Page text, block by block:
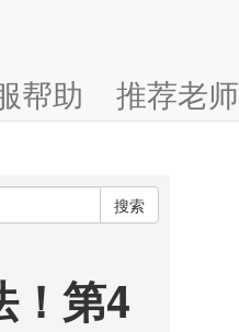
帮助 推荐老师
搜索
！第4